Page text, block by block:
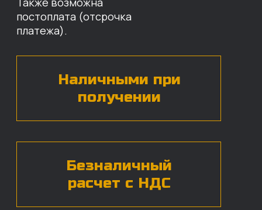
назовут цены и проконсультируют
по нужным деталям.
персональных данных*